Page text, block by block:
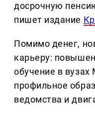
досрочную
пишет издание
Помимо денег,
карьеру:
обучение в
профильное
ведомства и